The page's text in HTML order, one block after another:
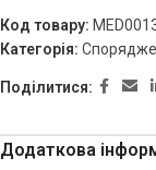
Код товару:
Категорія:
Поділитися:
Додаткова